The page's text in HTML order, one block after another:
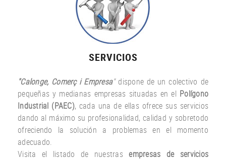
SERVICIOS
"Calonge, Comerç i Empresa"dispone de un colectivo de
pequeñas y medianas empresas situadas en el Polígono
Industrial (PAEC), cada una de ellas ofrece sus servicios
dando al máximo su profesionalidad, calidad y sobretodo
ofreciendo la solución a problemas en el momento
adecuado.
Visita el listado de nuestrasempresas de servicios